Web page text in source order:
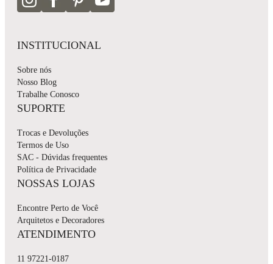
INSTITUCIONAL
Sobre nós
Nosso Blog
Trabalhe Conosco
SUPORTE
Trocas e Devoluções
Termos de Uso
SAC - Dúvidas frequentes
Política de Privacidade
NOSSAS LOJAS
Encontre Perto de Você
Arquitetos e Decoradores
ATENDIMENTO
11 97221-0187